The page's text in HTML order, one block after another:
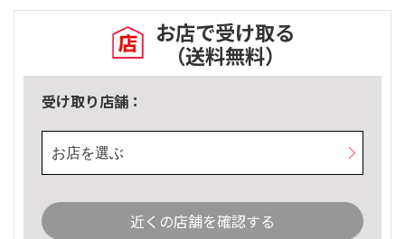
お店で受け取る
（送料無料）
受け取り店舗：
お店を選ぶ
近くの店舗を確認する